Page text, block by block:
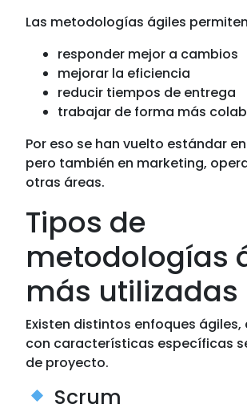
Las metodologías ágiles
responder mejor a cambios
mejorar la eficiencia
reducir tiempos de entrega
trabajar de forma más
Por eso se han vuelto estándar
pero también en marketing,
otras áreas.
Tipos de
metodologías
más utilizadas
Existen distintos enfoques ágiles,
con características específicas
de proyecto.
Scrum